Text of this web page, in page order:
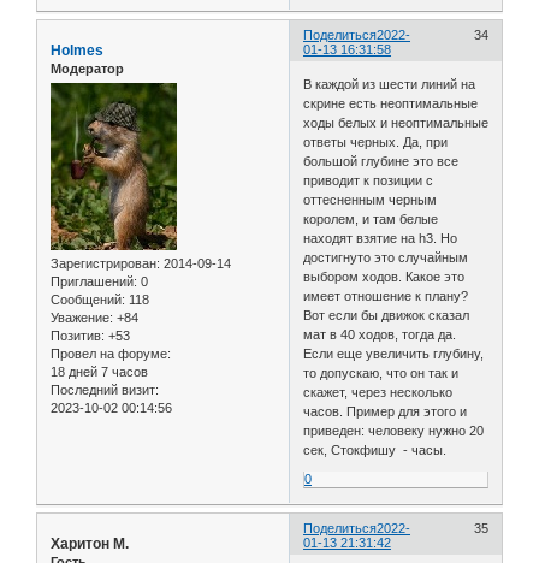
Поделиться 34
2022-
01-13 16:31:58
Holmes
Модератор
Зарегистрирован: 2014-09-14
Приглашений: 0
Сообщений: 118
Уважение: +84
Позитив: +53
Провел на форуме:
18 дней 7 часов
Последний визит:
2023-10-02 00:14:56
В каждой из шести линий на
скрине есть неоптимальные
ходы белых и неоптимальные
ответы черных. Да, при
большой глубине это все
приводит к позиции с
оттесненным черным
королем, и там белые
находят взятие на h3. Но
достигнуто это случайным
выбором ходов. Какое это
имеет отношение к плану?
Вот если бы движок сказал
мат в 40 ходов, тогда да.
Если еще увеличить глубину,
то допускаю, что он так и
скажет, через несколько
часов. Пример для этого и
приведен: человеку нужно 20
сек, Стокфишу - часы.
0
Поделиться 35
2022-
01-13 21:31:42
Харитон М.